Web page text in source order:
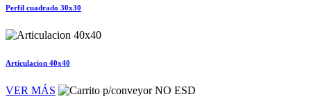
Perfil cuadrado 30x30
Articulacion 40x40
VER MÁS